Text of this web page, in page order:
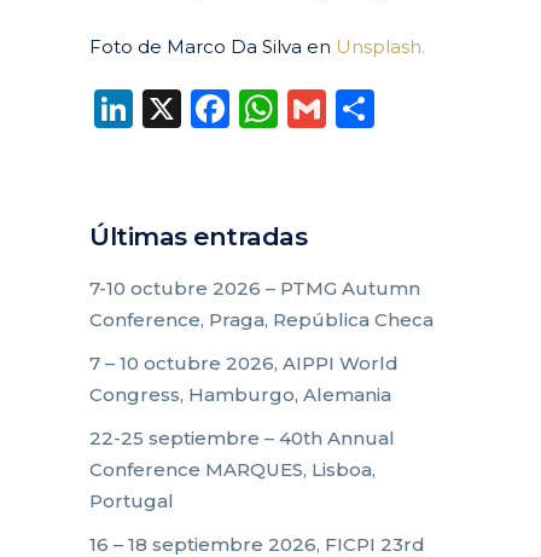
Foto de Marco Da Silva en Unsplash.
LinkedIn
X Facebook
WhatsApp
Gmail
Últimas entradas
7-10 octubre 2026 – PTMG Autumn
Conference, Praga, República Checa
7 – 10 octubre 2026, AIPPI World
Congress, Hamburgo, Alemania
22-25 septiembre – 40th Annual
Conference MARQUES, Lisboa,
Portugal
16 – 18 septiembre 2026, FICPI 23rd